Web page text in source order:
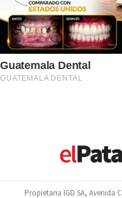
Propietaria IGD SA, Avenida